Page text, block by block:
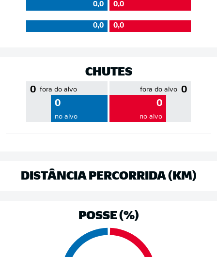
0,0 0,0
0,0 0,0
CHUTES
0 fora do alvo
0
no alvo
0
fora do alvo
0
no alvo
DISTÂNCIA PERCORRIDA (KM)
POSSE (%)